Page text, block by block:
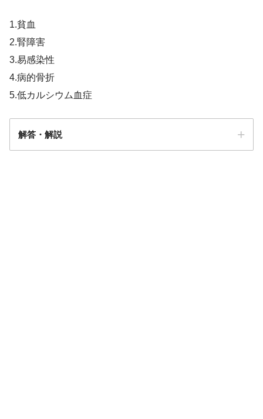
1.貧血
2.腎障害
3.易感染性
4.病的骨折
5.低カルシウム血症
解答・解説